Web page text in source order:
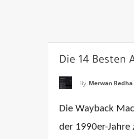
Die 14 Besten
By Merwan Redha
Die Wayback
der 1990er-Jahre